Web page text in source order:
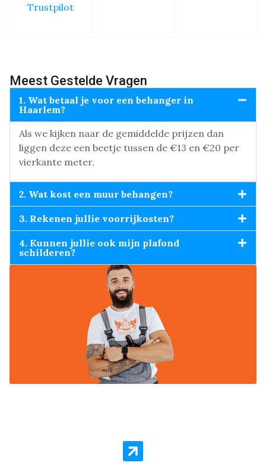
Trustpilot
Meest Gestelde Vragen
1. Wat betaal je voor een behanger in
Haarlem?
Als we kijken naar de gemiddelde prijzen dan
liggen deze een beetje tussen de €13 en €20 per
vierkante meter.
2. Wat kost een muur behangen?
3. Rekenen jullie voorrijkosten?
4. Kunnen jullie ook mijn plafond
schilderen?